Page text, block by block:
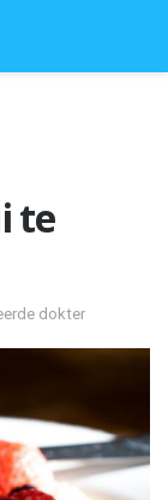
te
dokter